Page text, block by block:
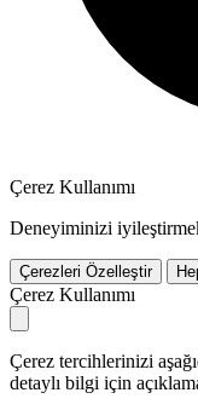
Çerez Kullanımı
Deneyiminizi
Çerezleri Özelleştir
Çerez Kullanımı
Çerez tercihlerinizi
detaylı bilgi için